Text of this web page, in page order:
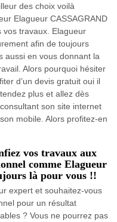
des choix voilà
Elagueur CASSAGRAND
vos travaux. Elagueur
afin de toujours
aussi en vous donnant la
Alors pourquoi hésiter
d’un devis gratuit oui il
plus et allez dès
son site internet
mobile. Alors profitez-en
vos travaux aux
comme Elagueur
là pour vous !!
expert et souhaitez-vous
pour un résultat
? Vous ne pourrez pas